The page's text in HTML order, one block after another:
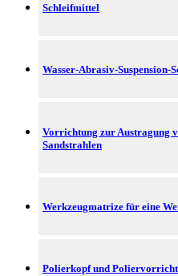
Schleifmittel
Wasser-Abrasiv-Suspension-
Vorrichtung zur Austragung
Sandstrahlen
Werkzeugmatrize für eine
Polierkopf und